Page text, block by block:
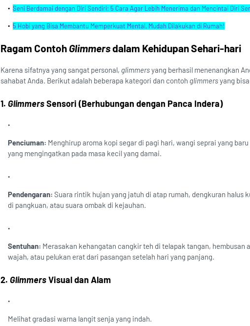
Seni Berdamai dengan Diri Sendiri: 5 Cara Agar Lebih Menerima dan Mencintai Diri
5 Hobi yang Bisa Membantu Memperkuat Mental, Mudah Dilakukan di Rumah!
Ragam Contoh Glimmersdalam Kehidupan Sehari-hari
Karena sifatnya yang sangat personal, glimmersyang berhasil menenangkan
sahabat Anda. Berikut adalah beberapa kategori dan contoh glimmersyang
1. GlimmersSensori (Berhubungan dengan Panca Indera)
Penciuman: Menghirup aroma kopi segar di pagi hari, wangi seprai yang
yang mengingatkan pada masa kecil yang damai.
Pendengaran: Suara rintik hujan yang jatuh di atap rumah, dengkuran halus
di pangkuan, atau suara ombak di kejauhan.
Sentuhan: Merasakan kehangatan cangkir teh di telapak tangan, hembusan
wajah, atau pelukan erat dari pasangan setelah hari yang panjang.
2. GlimmersVisual dan Alam
Melihat gradasi warna langit senja yang indah.